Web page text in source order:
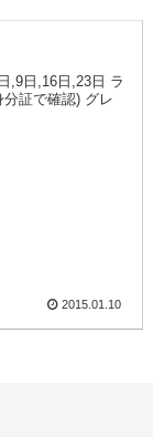
日,16日,23日 ラ
で確認) グレ
2015.01.10